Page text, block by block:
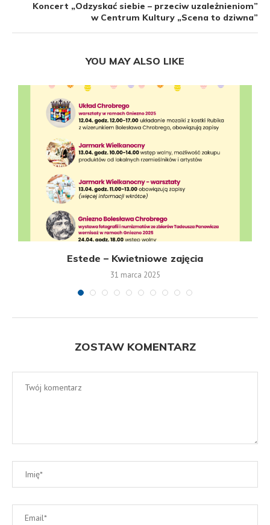
Koncert „Odzyskać siebie – przeciw uzależnieniom”
w Centrum Kultury „Scena to dziwna”
YOU MAY ALSO LIKE
Estede – Kwietniowe zajęcia
31 marca 2025
ZOSTAW KOMENTARZ